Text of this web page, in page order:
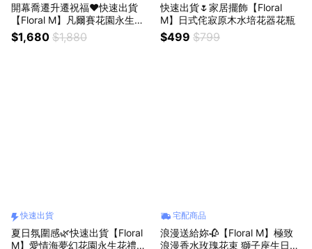
開幕喬遷升遷祝福❤️快速出貨
【Floral M】凡爾賽花園永生花
禮（贈送5ml香氛油）獅子座生
日禮物
$1,680 $1,880
快速出貨🌷家居擺飾【Floral
M】日式侘寂原木水培花器花瓶
$499 $799
快速出貨
夏日氛圍感🌿快速出貨【Floral
M】愛情海夢幻花園永生花禮
宅配商品
浪漫送給妳🥀【Floral M】極致
浪漫香水玫瑰花束 獅子座生日快